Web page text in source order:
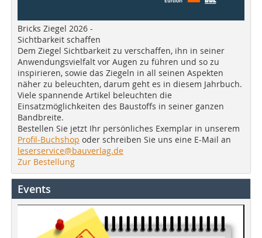
Bricks Ziegel 2026 -
Sichtbarkeit schaffen
Dem Ziegel Sichtbarkeit zu verschaffen, ihn in seiner
Anwendungsvielfalt vor Augen zu führen und so zu
inspirieren, sowie das Ziegeln in all seinen Aspekten
näher zu beleuchten, darum geht es in diesem Jahrbuch.
Viele spannende Artikel beleuchten die
Einsatzmöglichkeiten des Baustoffs in seiner ganzen
Bandbreite.
Bestellen Sie jetzt Ihr persönliches Exemplar in unserem
Profil-Buchshop oder schreiben Sie uns eine E-Mail an
leserservice@bauverlag.de
Zur Bestellung
Events